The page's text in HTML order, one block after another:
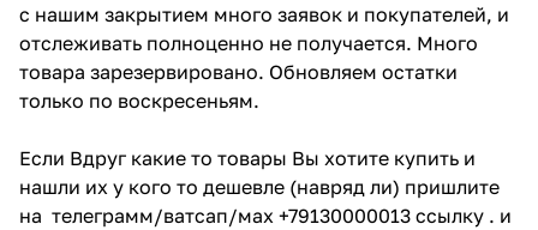
с нашим закрытием много заявок и покупателей, и
отслеживать полноценно не получается. Много
товара зарезервировано. Обновляем остатки
только по воскресеньям.
Если Вдруг какие то товары Вы хотите купить и
нашли их у кого то дешевле (навряд ли) пришлите
на телеграмм/ватсап/мах +79130000013 ссылку . и